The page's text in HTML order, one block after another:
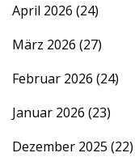
April 2026 (24)
März 2026 (27)
Februar 2026 (24)
Januar 2026 (23)
Dezember 2025 (22)